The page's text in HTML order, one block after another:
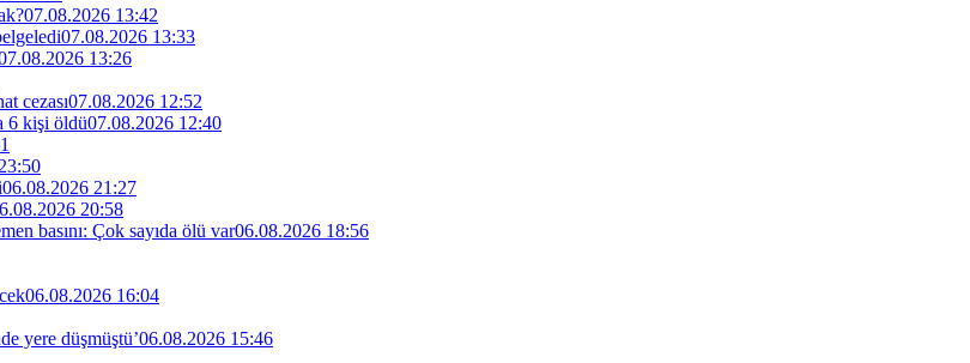
07.08.2026 13:42
07.08.2026 13:33
13:26
cezası07.08.2026 12:52
6 kişi öldü07.08.2026 12:40
06.08.2026 21:27
20:58
basını: Çok sayıda ölü var06.08.2026 18:56
06.08.2026 16:04
yere düşmüştü’06.08.2026 15:46